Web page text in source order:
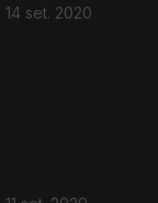
14 set. 2020